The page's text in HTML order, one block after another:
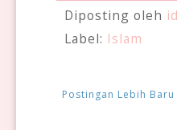
Diposting oleh
Label: Islam
Postingan Lebih Baru